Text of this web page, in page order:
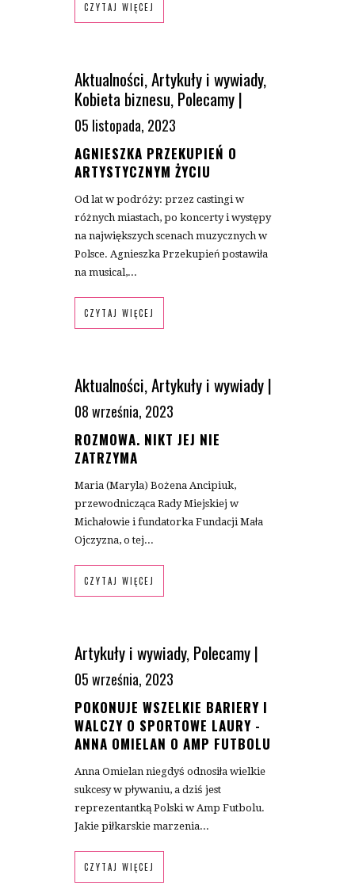
CZYTAJ WIĘCEJ
Aktualności,Artykuły i wywiady,
Kobieta biznesu,Polecamy|
05 listopada, 2023
AGNIESZKA PRZEKUPIEŃ O
ARTYSTYCZNYM ŻYCIU
Od lat w podróży: przez castingi w
różnych miastach, po koncerty i występy
na największych scenach muzycznych w
Polsce. Agnieszka Przekupień postawiła
na musical,...
CZYTAJ WIĘCEJ
Aktualności,Artykuły i wywiady|
08 września, 2023
ROZMOWA. NIKT JEJ NIE
ZATRZYMA
Maria (Maryla) Bożena Ancipiuk,
przewodnicząca Rady Miejskiej w
Michałowie i fundatorka Fundacji Mała
Ojczyzna, o tej...
CZYTAJ WIĘCEJ
Artykuły i wywiady,Polecamy|
05 września, 2023
POKONUJE WSZELKIE BARIERY I
WALCZY O SPORTOWE LAURY -
ANNA OMIELAN O AMP FUTBOLU
Anna Omielan niegdyś odnosiła wielkie
sukcesy w pływaniu, a dziś jest
reprezentantką Polski w Amp Futbolu.
Jakie piłkarskie marzenia...
CZYTAJ WIĘCEJ